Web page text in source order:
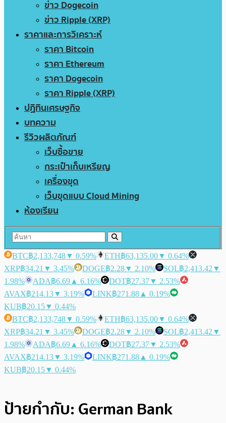
ข่าว Dogecoin
ข่าว Ripple (XRP)
ราคาและการวิเคราะห์
ราคา Bitcoin
ราคา Ethereum
ราคา Dogecoin
ราคา Ripple (XRP)
ปฏิทินเศรษฐกิจ
บทความ
รีวิวผลิตภัณฑ์
เว็บซื้อขาย
กระเป๋าเก็บเหรียญ
เครื่องขุด
เว็บขุดแบบ Cloud Mining
ห้องเรียน
BTC฿2,133,748▼ 0.59% ETH฿63,135.00▼ 0.64%
XRP฿34.21 ▼ 3.45% DOGE฿2.28▼ 2.10% SOL฿2,413.42 ▼
1.98%
ADA฿6.69 ▲ 6.16% DOT฿27.37▼ 2.53%
AVAX฿214.13▼ 3.19% LINK฿271.88 ▲ 0.19%
KUB฿20.15▼ 0.44%
BTC฿2,133,748▼ 0.59% ETH฿63,135.00▼ 0.64%
XRP฿34.21 ▼ 3.45% DOGE฿2.28▼ 2.10% SOL฿2,413.42 ▼
1.98%
ADA฿6.69 ▲ 6.16% DOT฿27.37▼ 2.53%
AVAX฿214.13▼ 3.19% LINK฿271.88 ▲ 0.19%
KUB฿20.15▼ 0.44%
ป้ายกำกับ: German Bank